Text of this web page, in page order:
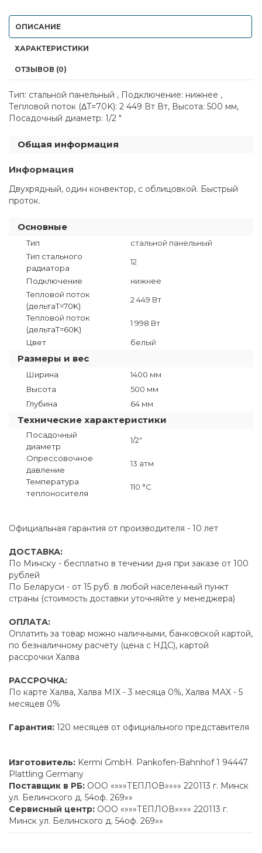
ОПИСАНИЕ
ХАРАКТЕРИСТИКИ
ОТЗЫВОВ (0)
Тип: стальной панельный , Подключение: нижнее ,
Тепловой поток (ΔT=70K): 2 449 Вт Вт, Высота: 500 мм,
Посадочный диаметр: 1/2 "
Общая информация
Информация
Двухрядный, один конвектор, с облицовкой. Быстрый
проток.
Основные
Тип
стальной панельный
Тип стального
радиатора
12
Подключение
нижнее
Тепловой поток
(дельтаT=70K)
2 449 Вт
Тепловой поток
(дельтаТ=60K)
1 998 Вт
Цвет белый
Размеры и вес
Ширина
1400 мм
Высота
500 мм
Глубина
64 мм
Технические характеристики
Посадочный
диаметр
1/2"
Опрессовочное
давление
13 атм
Температура
теплоносителя
110 °C
Официальная гарантия от производителя - 10 лет
ДОСТАВКА:
По Минску - бесплатно в течении дня при заказе от 100
рублей
По Беларуси - от 15 руб. в любой населенный пункт
страны (стоимость доставки уточняйте у менеджера)
ОПЛАТА:
Оплатить за товар можно наличными, банковской картой,
по безналичному расчету (цена с НДС), картой
рассрочки Халва
РАССРОЧКА:
По карте Халва, Халва MIX - 3 месяца 0%, Халва MAX - 5
месяцев 0%
Гарантия: 120 месяцев от официального представителя
Изготовитель: Kermi GmbH. Pankofen-Bahnhof 1 94447
Plattling Germany
Поставщик в РБ: ООО «»»»ТЕПЛОВ»»»» 220113 г. Минск
ул. Белинского д. 54оф. 269»»
Сервисный центр: ООО «»»»ТЕПЛОВ»»»» 220113 г.
Минск ул. Белинского д. 54оф. 269»»